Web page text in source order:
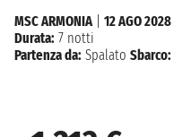
MSC ARMONIA| 12 AGO 2028
Durata: 7 notti
Partenza da: Spalato Sbarco: